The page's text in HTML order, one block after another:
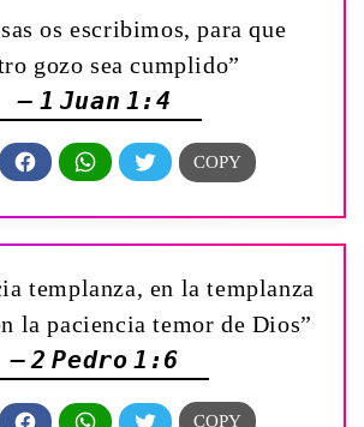
os escribimos, para que
gozo sea cumplido”
— 1 Juan 1:4
templanza, en la templanza
la paciencia temor de Dios”
— 2 Pedro 1:6